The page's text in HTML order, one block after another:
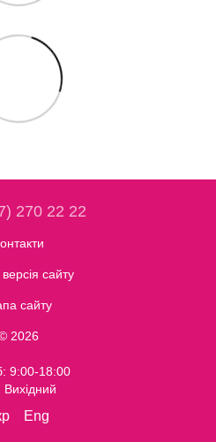
270 22 22
сайту
сайту
2026
9:00-18:00
Eng